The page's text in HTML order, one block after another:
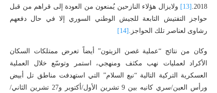
2018.
[13]
ولايزال هؤلاء النازحين يُمنعون من العودة إلى قراهم من قبل
حواجز التفتيش التابعة للجيش الوطني السوري إلا في حال دفعهم
رشاوى لعناصر تلك الحواجز. [14]
وكان من نتائج “عملية غصن الزيتون” أيضاً تعرض ممتلكات السكان
الأكراد لعمليات نهب مكثف ومنهجي، استمر وتوسّع خلال العملية
العسكرية التركية التالية “نبع السلام” التي استهدفت مناطق تل أبيض
ورأس العين/سري كانيه بين 9 تشرين الأول/أكتوبر و27 تشرين الثاني/